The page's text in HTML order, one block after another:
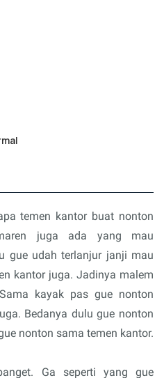
temen kantor buat nonton
juga ada yang mau
gue udah terlanjur janji mau
kantor juga. Jadinya malem
kayak pas gue nonton
Bedanya dulu gue nonton
nonton sama temen kantor.
Ga seperti yang gue